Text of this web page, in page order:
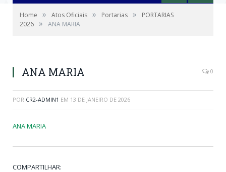
Home » Atos Oficiais » Portarias »
PORTARIAS
2026 » ANA MARIA
ANA MARIA 0
POR CR2-ADMIN1 EM 13 DE JANEIRO DE 2026
ANA MARIA
COMPARTILHAR: